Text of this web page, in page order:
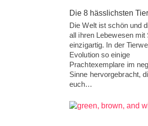
Die 8 hässlichsten
Die Welt ist schön und
all ihren Lebewesen mit
einzigartig. In der
Evolution so einige
Prachtexemplare im
Sinne hervorgebracht,
euch…